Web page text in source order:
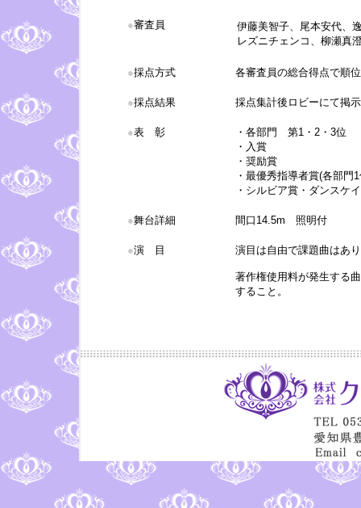
●審査員
伊藤美智子、尾本安代、
レズニチェンコ、柳瀬真
●採点方式 各審査員の総合得点で順
●採点結果 採点集計後ロビーにて掲
●表 彰
・各部門 第1・2・3位
・入賞
・奨励賞
・最優秀指導者賞(各部門
・シルビア賞・ダンスケ
●舞台詳細 間口14.5m 照明付
●演 目 演目は自由で課題曲はあ
著作権使用料が発生する
すること。